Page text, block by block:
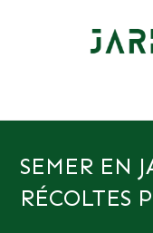
SEMER EN
RÉCOLTES